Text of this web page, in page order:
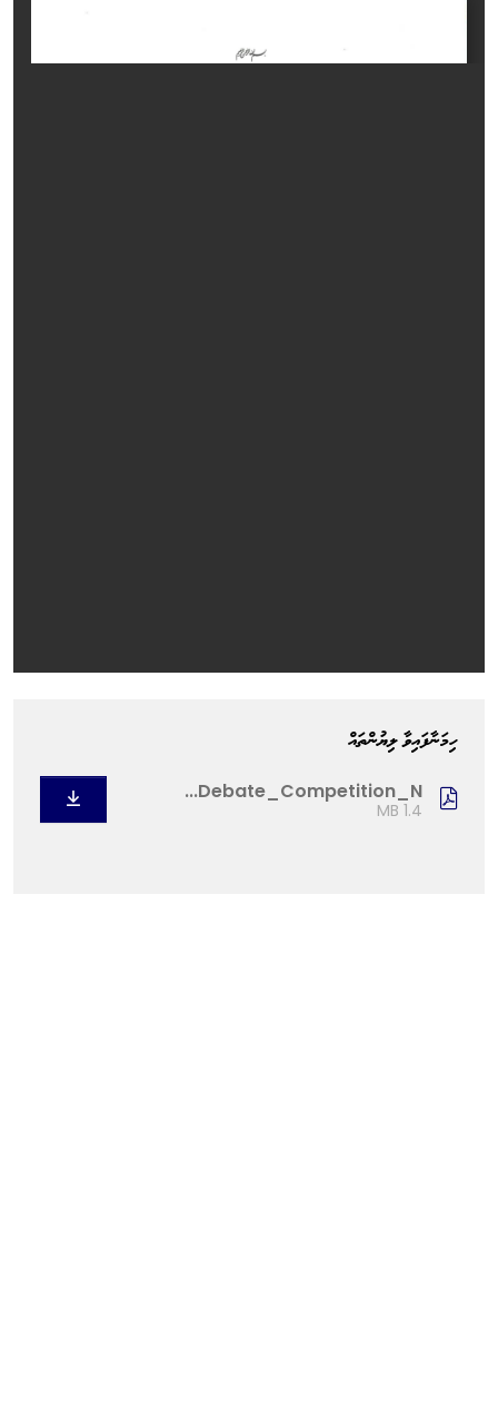
ހިމަނާފައިވާ ލިޔުންތައް
Debate_Competition_N...
1.4 MB